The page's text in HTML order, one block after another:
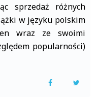
sprzedaż różnych
w języku polskim
wraz ze swoimi
popularności)
F